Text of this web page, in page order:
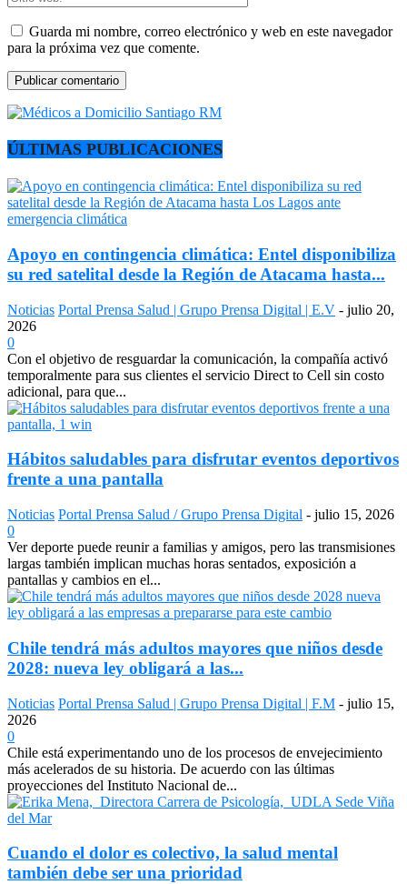
Guarda mi nombre, correo electrónico y web en este navegador
para la próxima vez que comente.
ÚLTIMAS PUBLICACIONES
Apoyo en contingencia climática: Entel disponibiliza
su red satelital desde la Región de Atacama hasta...
Noticias Portal Prensa Salud | Grupo Prensa Digital | E.V - julio 20,
2026
0
Con el objetivo de resguardar la comunicación, la compañía activó
temporalmente para sus clientes el servicio Direct to Cell sin costo
adicional, para que...
Hábitos saludables para disfrutar eventos deportivos
frente a una pantalla
Noticias Portal Prensa Salud / Grupo Prensa Digital - julio 15, 2026
0
Ver deporte puede reunir a familias y amigos, pero las transmisiones
largas también implican muchas horas sentados, exposición a
pantallas y cambios en el...
Chile tendrá más adultos mayores que niños desde
2028: nueva ley obligará a las...
Noticias Portal Prensa Salud | Grupo Prensa Digital | F.M - julio 15,
2026
0
Chile está experimentando uno de los procesos de envejecimiento
más acelerados de su historia. De acuerdo con las últimas
proyecciones del Instituto Nacional de...
Cuando el dolor es colectivo, la salud mental
también debe ser una prioridad